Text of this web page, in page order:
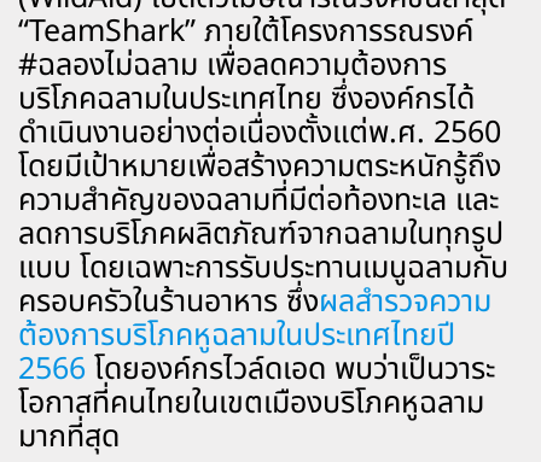
“TeamShark” ภายใต้โครงการรณรงค์
#ฉลองไม่ฉลาม เพื่อลดความต้องการ
บริโภคฉลามในประเทศไทย ซึ่งองค์กรได้
ดำเนินงานอย่างต่อเนื่องตั้งแต่พ.ศ. 2560
โดยมีเป้าหมายเพื่อสร้างความตระหนักรู้ถึง
ความสำคัญของฉลามที่มีต่อท้องทะเล และ
ลดการบริโภคผลิตภัณฑ์จากฉลามในทุกรูป
แบบ โดยเฉพาะการรับประทานเมนูฉลามกับ
ครอบครัวในร้านอาหาร ซึ่งผลสำรวจความ
ต้องการบริโภคหูฉลามในประเทศไทยปี
2566 โดยองค์กรไวล์ดเอด พบว่าเป็นวาระ
โอกาสที่คนไทยในเขตเมืองบริโภคหูฉลาม
มากที่สุด